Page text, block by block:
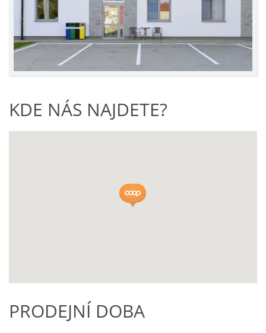
KDE NÁS NAJDETE?
PRODEJNÍ DOBA